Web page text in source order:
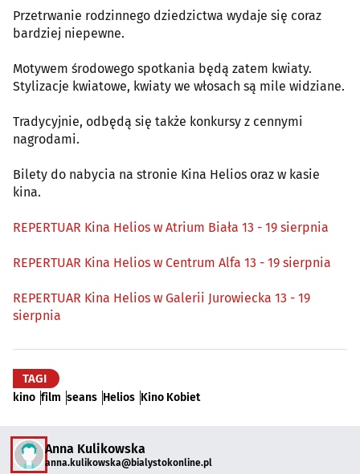
Przetrwanie rodzinnego dziedzictwa wydaje się coraz
bardziej niepewne.
Motywem środowego spotkania będą zatem kwiaty.
Stylizacje kwiatowe, kwiaty we włosach są mile widziane.
Tradycyjnie, odbędą się także konkursy z cennymi
nagrodami.
Bilety do nabycia na stronie Kina Helios oraz w kasie
kina.
REPERTUAR Kina Helios w Atrium Biała 13 - 19 sierpnia
REPERTUAR Kina Helios w Centrum Alfa 13 - 19 sierpnia
REPERTUAR Kina Helios w Galerii Jurowiecka 13 - 19
sierpnia
TAGI
kino film seans Helios Kino Kobiet
Anna Kulikowska
anna.kulikowska@bialystokonline.pl